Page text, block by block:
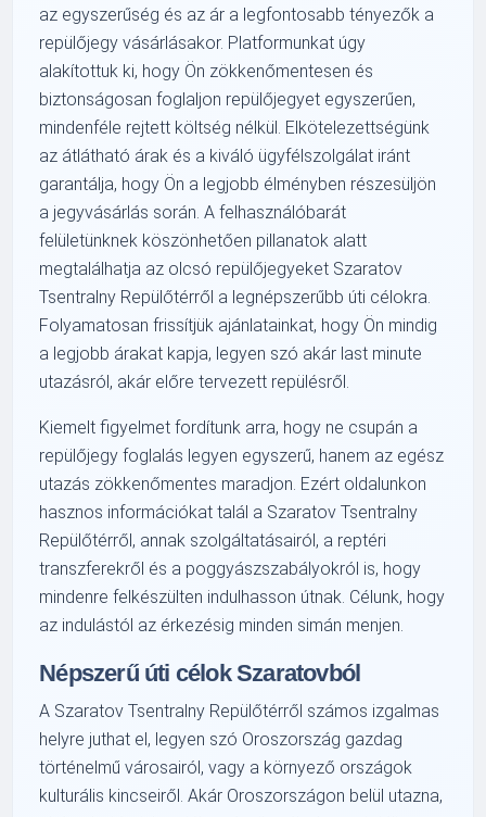
az egyszerűség és az ár a legfontosabb tényezők a
repülőjegy vásárlásakor. Platformunkat úgy
alakítottuk ki, hogy Ön zökkenőmentesen és
biztonságosan foglaljon repülőjegyet egyszerűen,
mindenféle rejtett költség nélkül. Elkötelezettségünk
az átlátható árak és a kiváló ügyfélszolgálat iránt
garantálja, hogy Ön a legjobb élményben részesüljön
a jegyvásárlás során. A felhasználóbarát
felületünknek köszönhetően pillanatok alatt
megtalálhatja az olcsó repülőjegyeket Szaratov
Tsentralny Repülőtérről a legnépszerűbb úti célokra.
Folyamatosan frissítjük ajánlatainkat, hogy Ön mindig
a legjobb árakat kapja, legyen szó akár last minute
utazásról, akár előre tervezett repülésről.
Kiemelt figyelmet fordítunk arra, hogy ne csupán a
repülőjegy foglalás legyen egyszerű, hanem az egész
utazás zökkenőmentes maradjon. Ezért oldalunkon
hasznos információkat talál a Szaratov Tsentralny
Repülőtérről, annak szolgáltatásairól, a reptéri
transzferekről és a poggyászszabályokról is, hogy
mindenre felkészülten indulhasson útnak. Célunk, hogy
az indulástól az érkezésig minden simán menjen.
Népszerű úti célok Szaratovból
A Szaratov Tsentralny Repülőtérről számos izgalmas
helyre juthat el, legyen szó Oroszország gazdag
történelmű városairól, vagy a környező országok
kulturális kincseiről. Akár Oroszországon belül utazna,